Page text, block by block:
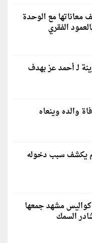
مع الوحدة
الفقري
لـ أحمد عز بهدف
والده وينعاه
يكشف سبب دخوله
كواليس مشهد جمعها
السمك